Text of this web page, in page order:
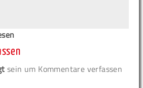
sein um Kommentare verfassen